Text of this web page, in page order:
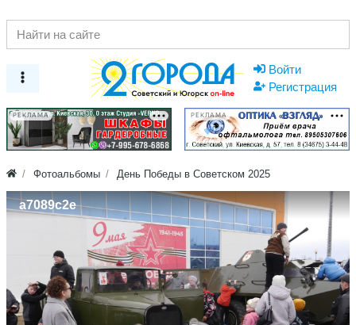
Войти
Регистрация
РЕКЛАМА РЕКЛАМА
Фотоальбомы День Победы в Советском 2025
a7089c2e